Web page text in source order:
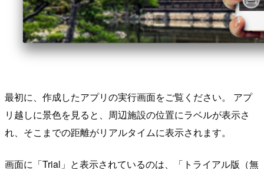
最初に、作成したアプリの実行画面をご覧ください。 アプ
リ越しに景色を見ると、周辺施設の位置にラベルが表示さ
れ、そこまでの距離がリアルタイムに表示されます。
画面に「Trial」と表示されているのは、「トライアル版（無